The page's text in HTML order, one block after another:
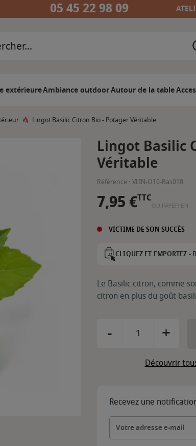
05 45 22 98 09
extérieureAmbiance outdoorAutour de la table
Lingot Basilic Citron Bio - Potager Véritable
Lingot Basilic
Véritable
Référence : VLIN-O10-Bas010
7,95 €TTC
OU PAYER EN
VICTIME DE SON SUCCÈS
CLIQUEZ ET EMPORTEZ -
Le Basilic citron, comme
citron en plus du goût
- +
Découvrir
Recevez une